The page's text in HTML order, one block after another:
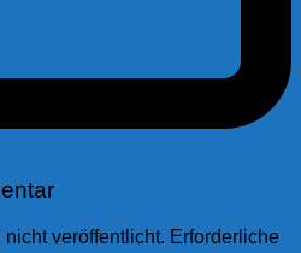
veröffentlicht. Erforderliche